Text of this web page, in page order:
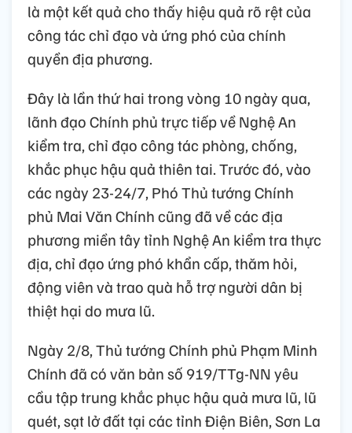
là một kết quả cho thấy hiệu quả rõ rệt của
công tác chỉ đạo và ứng phó của chính
quyền địa phương.
Đây là lần thứ hai trong vòng 10 ngày qua,
lãnh đạo Chính phủ trực tiếp về Nghệ An
kiểm tra, chỉ đạo công tác phòng, chống,
khắc phục hậu quả thiên tai. Trước đó, vào
các ngày 23-24/7, Phó Thủ tướng Chính
phủ Mai Văn Chính cũng đã về các địa
phương miền tây tỉnh Nghệ An kiểm tra thực
địa, chỉ đạo ứng phó khẩn cấp, thăm hỏi,
động viên và trao quà hỗ trợ người dân bị
thiệt hại do mưa lũ.
Ngày 2/8, Thủ tướng Chính phủ Phạm Minh
Chính đã có văn bản số 919/TTg-NN yêu
cầu tập trung khắc phục hậu quả mưa lũ, lũ
quét, sạt lở đất tại các tỉnh Điện Biên, Sơn La